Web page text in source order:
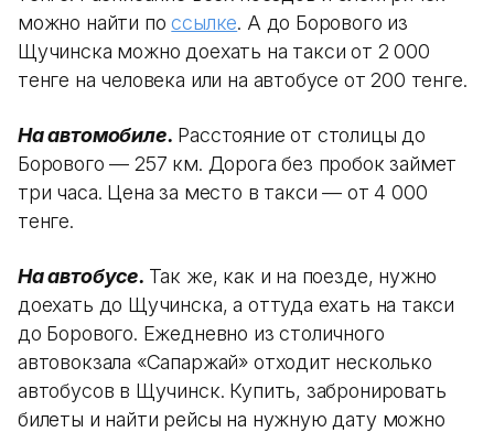
можно найти поссылке. А до Борового из
Щучинска можно доехать на такси от 2 000
тенге на человека или на автобусе от 200 тенге.
На автомобиле. Расстояние от столицы до
Борового — 257 км. Дорога без пробок займет
три часа. Цена за место в такси — от 4 000
тенге.
На автобусе. Так же, как и на поезде, нужно
доехать до Щучинска, а оттуда ехать на такси
до Борового. Ежедневно из столичного
автовокзала «Сапаржай» отходит несколько
автобусов в Щучинск. Купить, забронировать
билеты и найти рейсы на нужную дату можно